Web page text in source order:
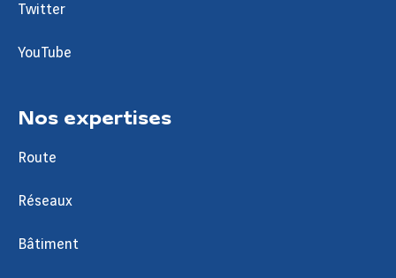
Twitter
YouTube
Nos expertises
Route
Réseaux
Bâtiment